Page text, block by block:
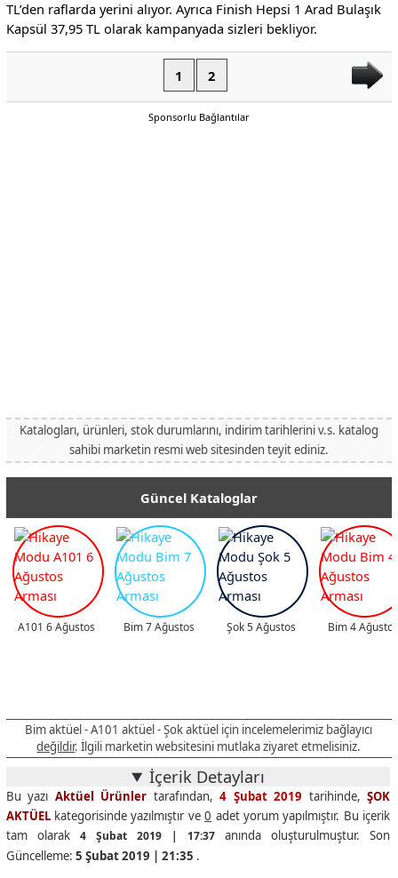
TL’den raflarda yerini alıyor. Ayrıca Finish Hepsi 1 Arad Bulaşık
Kapsül 37,95 TL olarak kampanyada sizleri bekliyor.
1 2
Sponsorlu Bağlantılar
Katalogları, ürünleri, stok durumlarını, indirim tarihlerini v.s. katalog
sahibi marketin resmi web sitesinden teyit ediniz.
Güncel Kataloglar
A101 6 Ağustos Bim 7 Ağustos Şok 5 Ağustos Bim 4 Ağustos
Bim aktüel - A101 aktüel - Şok aktüel için incelemelerimiz bağlayıcı
değildir. İlgili marketin websitesini mutlaka ziyaret etmelisiniz.
İçerik Detayları
Bu yazı Aktüel Ürünler tarafından,4 Şubat 2019 tarihinde,ŞOK
AKTÜELkategorisinde yazılmıştır ve0 adet yorum yapılmıştır. Bu içerik
tam olarak 4 Şubat 2019 | 17:37anında oluşturulmuştur. Son
Güncelleme: 5 Şubat 2019 | 21:35 .